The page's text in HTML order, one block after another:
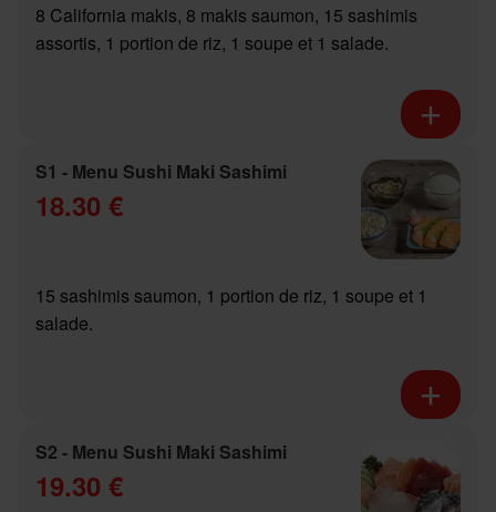
8 California makis, 8 makis saumon, 15 sashimis
assortis, 1 portion de riz, 1 soupe et 1 salade.
S1 - Menu Sushi Maki Sashimi
18.30 €
15 sashimis saumon, 1 portion de riz, 1 soupe et 1
salade.
S2 - Menu Sushi Maki Sashimi
19.30 €